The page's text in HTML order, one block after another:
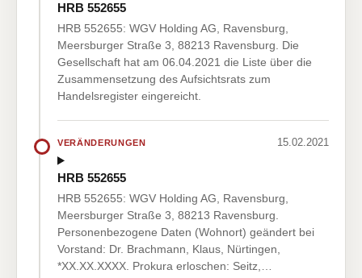
HRB 552655
HRB 552655: WGV Holding AG, Ravensburg,
Meersburger Straße 3, 88213 Ravensburg. Die
Gesellschaft hat am 06.04.2021 die Liste über die
Zusammensetzung des Aufsichtsrats zum
Handelsregister eingereicht.
VERÄNDERUNGEN 15.02.2021
HRB 552655
HRB 552655: WGV Holding AG, Ravensburg,
Meersburger Straße 3, 88213 Ravensburg.
Personenbezogene Daten (Wohnort) geändert bei
Vorstand: Dr. Brachmann, Klaus, Nürtingen,
*XX.XX.XXXX. Prokura erloschen: Seitz,…